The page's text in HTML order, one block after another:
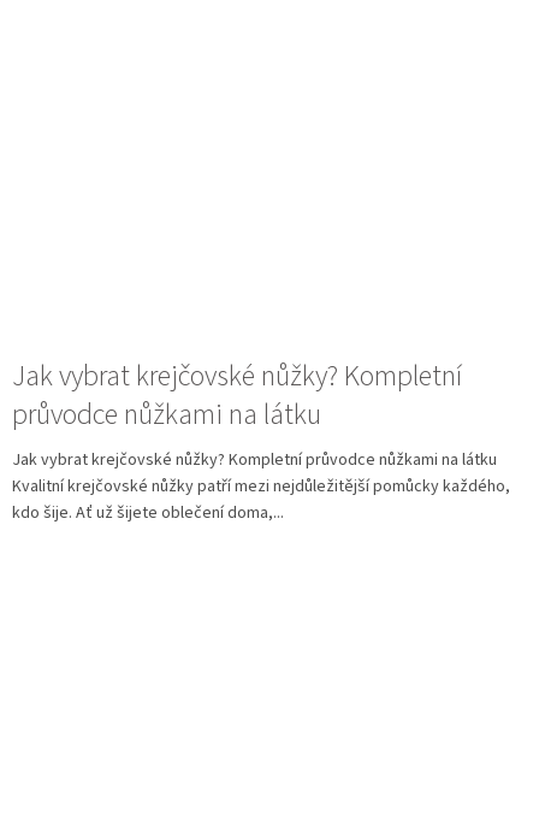
Jak vybrat krejčovské nůžky? Kompletní
průvodce nůžkami na látku
Jak vybrat krejčovské nůžky? Kompletní průvodce nůžkami na látku
Kvalitní krejčovské nůžky patří mezi nejdůležitější pomůcky každého,
kdo šije. Ať už šijete oblečení doma,...